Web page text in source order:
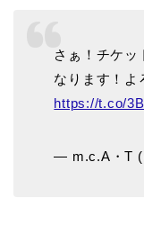
さぁ！チケッ
なります！よ
https://t.co/
— m.c.A・T